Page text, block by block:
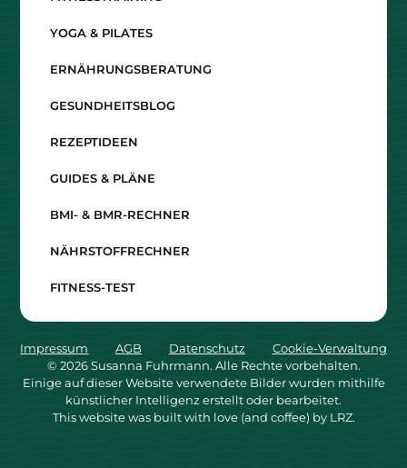
YOGA & PILATES
ERNÄHRUNGSBERATUNG
GESUNDHEITSBLOG
REZEPTIDEEN
GUIDES & PLÄNE
BMI- & BMR-RECHNER
NÄHRSTOFFRECHNER
FITNESS-TEST
© 2026Susanna Fuhrmann. Alle Rechte vorbehalten.
Einige auf dieser Website verwendete Bilder wurden mithilfe
künstlicher Intelligenz erstellt oder bearbeitet.
This website was built with love (and coffee) by LRZ.
Impressum AGB Datenschutz Cookie-Verwaltung